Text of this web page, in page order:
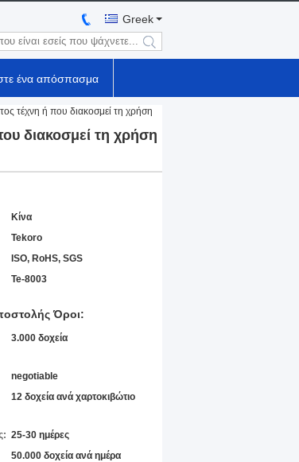
Greek
search
ένα απόσπασμα
τέχνη ή που διακοσμεί τη χρήση
διακοσμεί τη χρήση
Κίνα
Tekoro
ISO, RoHS, SGS
Te-8003
Όροι:
3.000 δοχεία
negotiable
12 δοχεία ανά χαρτοκιβώτιο
25-30 ημέρες
50.000 δοχεία ανά ημέρα